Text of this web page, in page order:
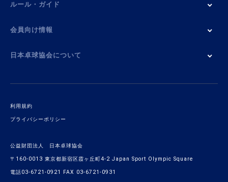
ルール・ガイド
会員向け情報
日本卓球協会について
利用規約
プライバシーポリシー
公益財団法人 日本卓球協会
〒160-0013 東京都新宿区霞ヶ丘町4-2 Japan Sport Olympic Square
電話03-6721-0921 FAX 03-6721-0931